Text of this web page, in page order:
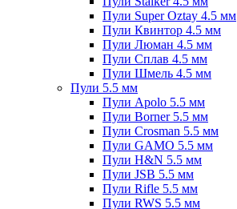
Пули Super Oztay 4.5 мм
Пули Квинтор 4.5 мм
Пули Люман 4.5 мм
Пули Сплав 4.5 мм
Пули Шмель 4.5 мм
Пули 5.5 мм
Пули Apolo 5.5 мм
Пули Borner 5.5 мм
Пули Crosman 5.5 мм
Пули GAMO 5.5 мм
Пули H&N 5.5 мм
Пули JSB 5.5 мм
Пули Rifle 5.5 мм
Пули RWS 5.5 мм